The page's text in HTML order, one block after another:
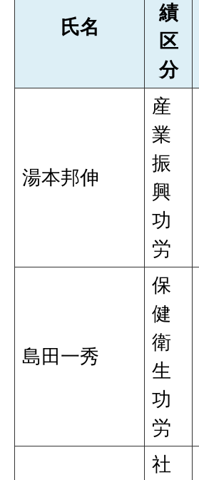
氏名
績
区
分
湯本邦伸
産
業
振
興
功
労
島田一秀
保
健
衛
生
功
労
社